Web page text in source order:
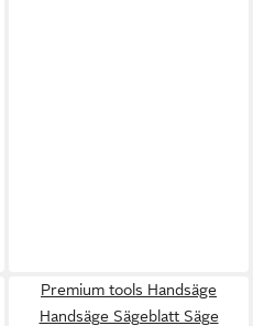
Premium tools Handsäge
Handsäge Sägeblatt Säge